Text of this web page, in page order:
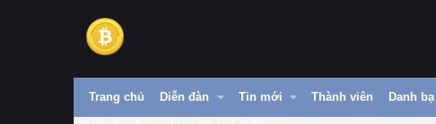
Trang chủ Diễn đàn Tin mới Thành viên Danh bạ